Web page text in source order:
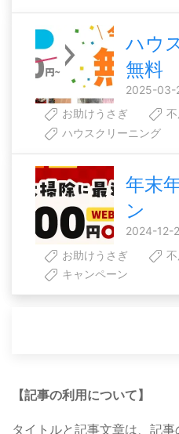
ハウ
無料
2025-03-
お助けうさぎ
ハウスクリーニング
年末
ン
2024-12-
お助けうさぎ
キャンペーン
【記事の利用について】
タイトルと記事文章は、記